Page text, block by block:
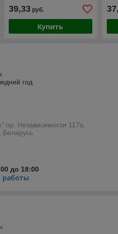
39,33руб.
Купить
год
пр. Независимости 117а,
Беларусь
до 18:00
работы